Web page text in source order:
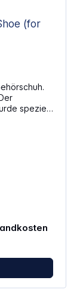
speziell
mit Insta360 X5